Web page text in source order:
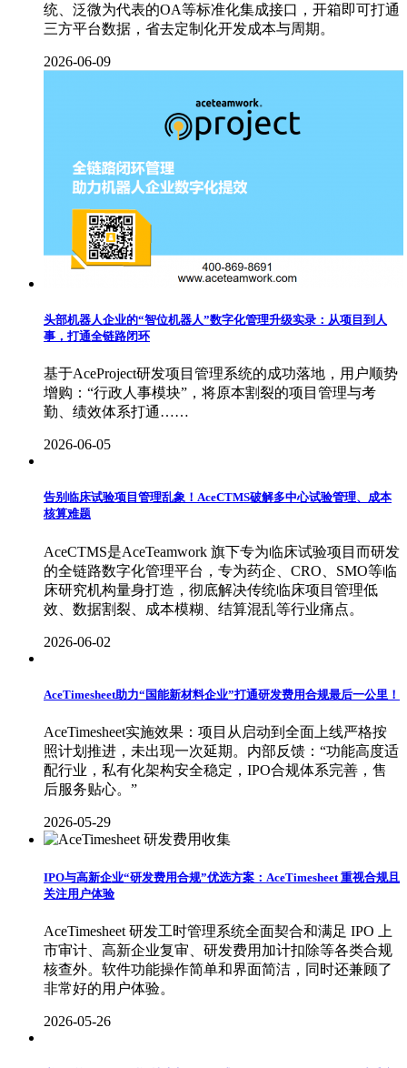
统、泛微为代表的OA等标准化集成接口，开箱即可打通
三方平台数据，省去定制化开发成本与周期。
2026-06-09
头部机器人企业的“智位机器人”数字化管理升级实录：从项目到人
事，打通全链路闭环
基于AceProject研发项目管理系统的成功落地，用户顺势
增购：“行政人事模块”，将原本割裂的项目管理与考
勤、绩效体系打通……
2026-06-05
告别临床试验项目管理乱象！AceCTMS破解多中心试验管理、成本
核算难题
AceCTMS是AceTeamwork 旗下专为临床试验项目而研发
的全链路数字化管理平台，专为药企、CRO、SMO等临
床研究机构量身打造，彻底解决传统临床项目管理低
效、数据割裂、成本模糊、结算混乱等行业痛点。
2026-06-02
AceTimesheet助力“国能新材料企业”打通研发费用合规最后一公里！
AceTimesheet实施效果：项目从启动到全面上线严格按
照计划推进，未出现一次延期。内部反馈：“功能高度适
配行业，私有化架构安全稳定，IPO合规体系完善，售
后服务贴心。”
2026-05-29
IPO与高新企业“研发费用合规”优选方案：AceTimesheet 重视合规且
关注用户体验
AceTimesheet 研发工时管理系统全面契合和满足 IPO 上
市审计、高新企业复审、研发费用加计扣除等各类合规
核查外。软件功能操作简单和界面简洁，同时还兼顾了
非常好的用户体验。
2026-05-26